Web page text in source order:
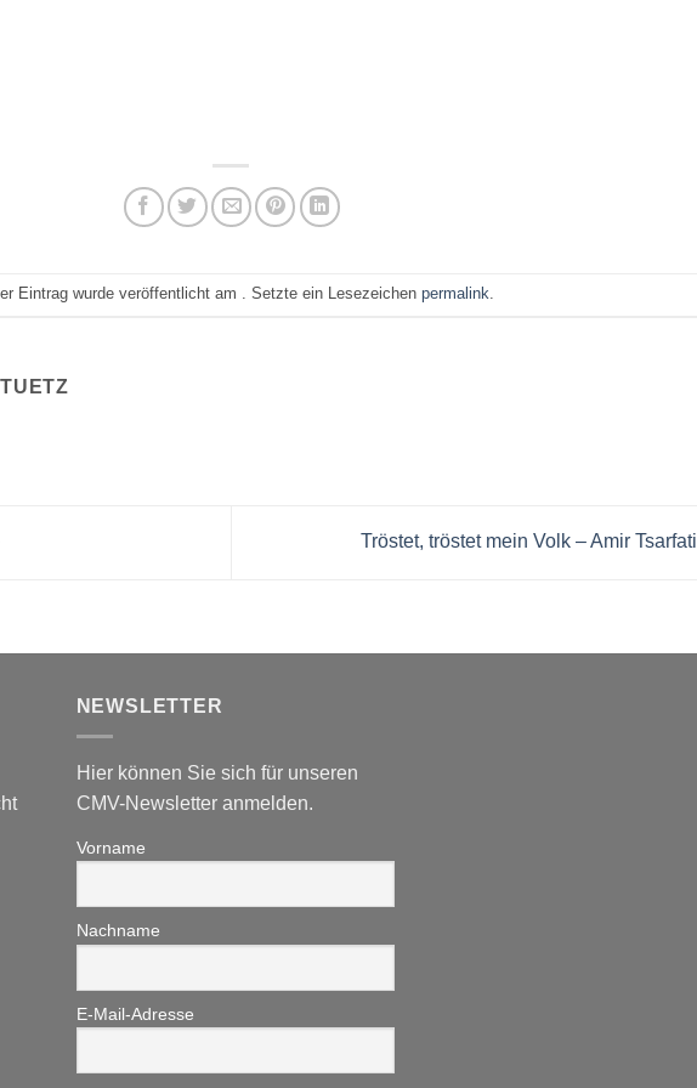
Eintrag wurde veröffentlicht am . Setzte ein Lesezeichen permalink
Tröstet, tröstet mein Volk – Amir Tsarfati
NEWSLETTER
Hier können Sie sich für unseren
CMV-Newsletter anmelden.
Vorname
Nachname
E-Mail-Adresse